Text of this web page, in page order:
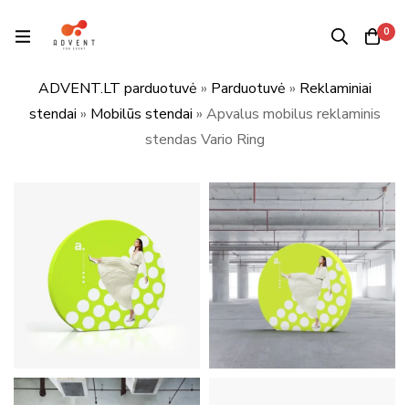
0
ADVENT.LT parduotuvė » Parduotuvė » Reklaminiai
stendai » Mobilūs stendai » Apvalus mobilus reklaminis
stendas Vario Ring